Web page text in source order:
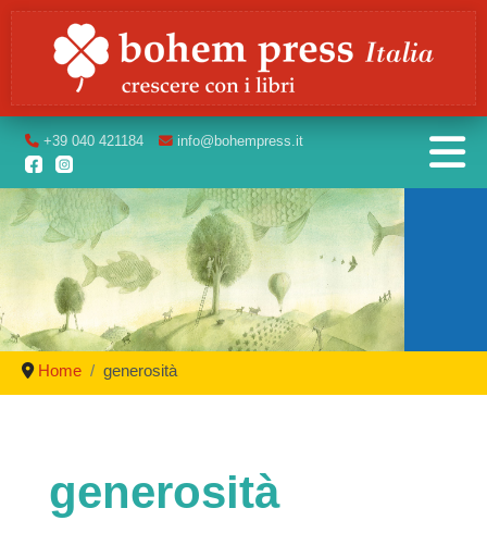
+39 040 421184 info@bohempress.it
Home generosità
generosità